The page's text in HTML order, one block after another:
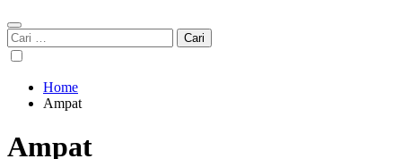
Cari
untuk:
Home
Ampat
Ampat